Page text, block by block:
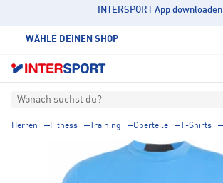
INTERSPORT App downloaden
WÄHLE DEINEN SHOP
Wonach suchst du?
Herren Fitness Training Oberteile T-Shirts